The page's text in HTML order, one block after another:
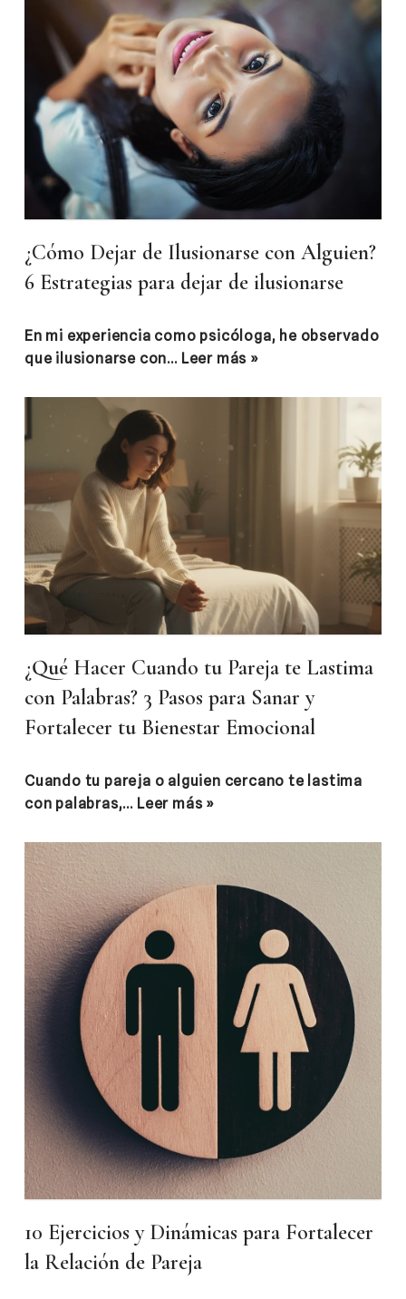
¿Cómo Dejar de Ilusionarse con Alguien?
6 Estrategias para dejar de ilusionarse
En mi experiencia como psicóloga, he observado
que ilusionarse con… Leer más »
¿Qué Hacer Cuando tu Pareja te Lastima
con Palabras? 3 Pasos para Sanar y
Fortalecer tu Bienestar Emocional
Cuando tu pareja o alguien cercano te lastima
con palabras,… Leer más »
10 Ejercicios y Dinámicas para Fortalecer
la Relación de Pareja